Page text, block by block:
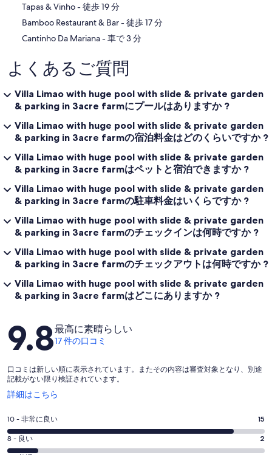
‪Tapas & Vinho - ‬徒歩 19 分
‪Bamboo Restaurant & Bar - ‬徒歩 17 分
‪Cantinho Da Mariana - ‬車で 3 分
よくあるご質問
Villa Limao with huge pool with slide & private garden
& parking in 3acre farmにプールはありますか ?
Villa Limao with huge pool with slide & private garden
& parking in 3acre farmの宿泊料金はどのくらいですか ?
Villa Limao with huge pool with slide & private garden
& parking in 3acre farmはペットと宿泊できますか ?
Villa Limao with huge pool with slide & private garden
& parking in 3acre farmの駐車料金はいくらですか ?
Villa Limao with huge pool with slide & private garden
& parking in 3acre farmのチェックインは何時ですか ?
Villa Limao with huge pool with slide & private garden
& parking in 3acre farmのチェックアウトは何時ですか ?
Villa Limao with huge pool with slide & private garden
& parking in 3acre farmはどこにありますか ?
口
コ
9.8最高に素晴らしい
17 件の口コミ
口コミは新しい順に表示されています。またその内容は審査対象となり、別途
記載がない限り検証されています。
詳細はこちら
新
い
ウ
ィ
ン
評
価
10
10 - 非常に良い 15
評
8 - 良い 2